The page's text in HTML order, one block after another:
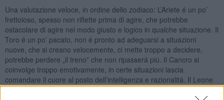
Una valutazione veloce, in ordine dello zodiaco: L’Ariete é un po’
frettoloso, spesso non riflette prima di agire, che potrebbe
ostacolare di agire nel modo giusto e logico in qualche situazione. Il
Toro é un po’ pacato, non é pronto ad adeguarsi a situazioni
nuove, che si creano velocemente, ci mette troppo a decidere,
potrebbe perdere „il treno” che non ripasserá piú. Il Cancro si
coinvolge troppo emotivamente, in certe situazioni lascia
comandare il cuore al posto dell’intelligenza e razionalitá. Il Leone
trova la soluzione giusta in varie situazioni, lui é „il capo”